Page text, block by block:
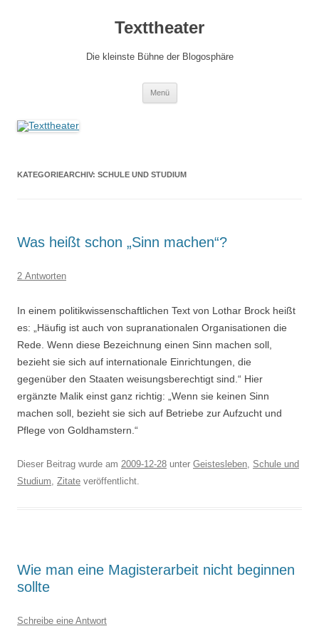
Texttheater
Die kleinste Bühne der Blogosphäre
Menü
KATEGORIEARCHIV: SCHULE UND STUDIUM
Was heißt schon „Sinn machen“?
2 Antworten
In einem politikwissenschaftlichen Text von Lothar Brock heißt
es: „Häufig ist auch von supranationalen Organisationen die
Rede. Wenn diese Bezeichnung einen Sinn machen soll,
bezieht sie sich auf internationale Einrichtungen, die
gegenüber den Staaten weisungsberechtigt sind.“ Hier
ergänzte Malik einst ganz richtig: „Wenn sie keinen Sinn
machen soll, bezieht sie sich auf Betriebe zur Aufzucht und
Pflege von Goldhamstern.“
Dieser Beitrag wurde am 2009-12-28 unter Geistesleben, Schule und
Studium, Zitate veröffentlicht.
Wie man eine Magisterarbeit nicht beginnen
sollte
Schreibe eine Antwort